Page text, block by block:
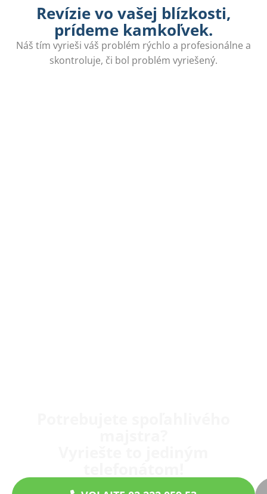
Revízie vo vašej blízkosti,
prídeme kamkoľvek.
Náš tím vyrieši váš problém rýchlo a profesionálne a
skontroluje, či bol problém vyriešený.